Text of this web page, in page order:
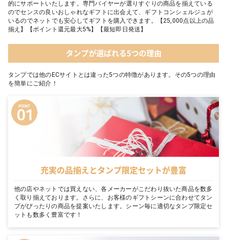
的にサポートいたします。専門バイヤーが選りすぐりの商品を揃えている
のでセンスの良いおしゃれなギフトに出会えて、ギフトコンシェルジュが
いるのでネットでも安心してギフトを購入できます。【25,000点以上の品
揃え】【ポイント還元最大5%】【最短即日発送】
タンプが選ばれる5つの理由
タンプでは他のECサイトとは違った5つの特徴があります。その5つの理由
を簡単にご紹介！
充実の品揃えとタンプ限定セットが豊富
他の店やネットでは買えない、各メーカーがこだわり抜いた商品を数多
く取り揃えております。さらに、お客様のギフトシーンに合わせてタン
プがぴったりの商品を提案いたします。シーン毎に適切なタンプ限定セ
ットも数多く豊富です！